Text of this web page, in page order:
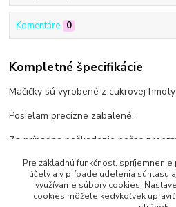
Komentáre 0
Kompletné špecifikácie
Mačičky sú vyrobené z cukrovej
Posielam precízne zabalené.
Za prípadne poškodenie počas
Tovar zaradený v
Pre základnú funkčnosť,
účely a v prípade udelenia súhlasu
využívame súbory cookies.
cookies môžete kedykoľvek